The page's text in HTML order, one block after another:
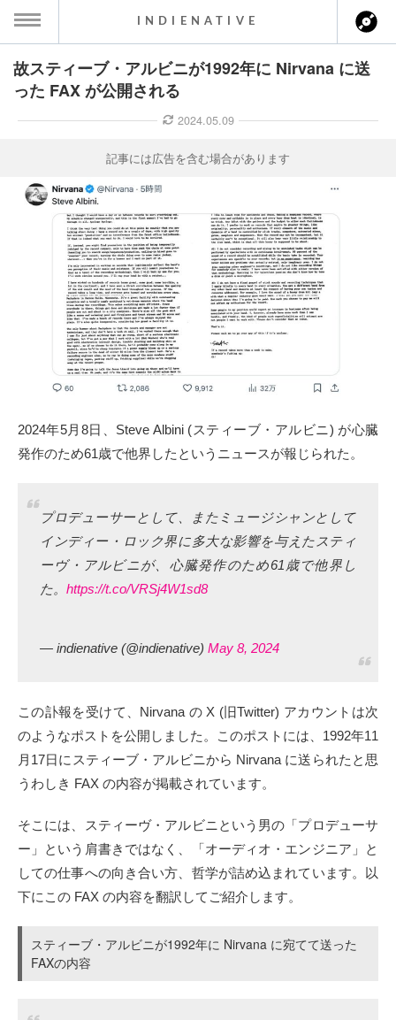
MENU
ト情報
アーティスト
クト
Twitter
instagram
to indienative
INDIENATIVE
故スティーブ・アルビニが1992年に Nirvana に送
った FAX が公開される
2024.05.09
記事には広告を含む場合があります
2024年5月8日、Steve Albini (スティーブ・アルビニ) が心臓
発作のため61歳で他界したというニュースが報じられた。
プロデューサーとして、またミュージシャンとして
インディー・ロック界に多大な影響を与えたスティ
ーヴ・アルビニが、心臓発作のため61歳で他界し
た。 https://t.co/VRSj4W1sd8
— indienative (@indienative) May 8, 2024
この訃報を受けて、Nirvana の X (旧Twitter) アカウントは次
のようなポストを公開しました。このポストには、1992年11
月17日にスティーブ・アルビニから Nirvana に送られたと思
うわしき FAX の内容が掲載されています。
そこには、スティーヴ・アルビニという男の「プロデューサ
ー」という肩書きではなく、「オーディオ・エンジニア」と
しての仕事への向き合い方、哲学が詰め込まれています。以
下にこの FAX の内容を翻訳してご紹介します。
スティーブ・アルビニが1992年に Nirvana に宛てて送った
FAXの内容